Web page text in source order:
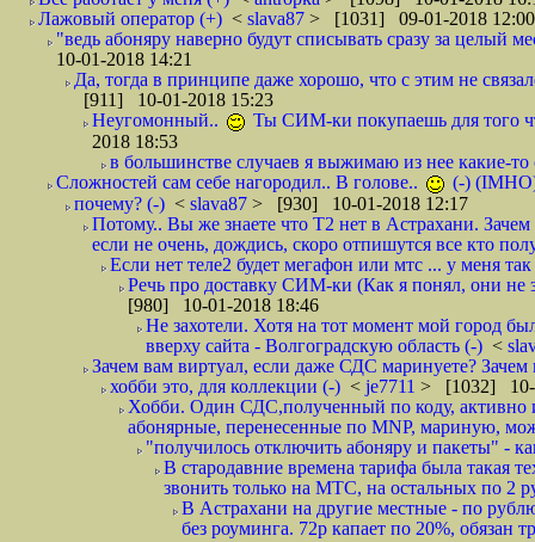
Лажовый оператор (+) < slava87 > [1031] 09-01-2018 12:00
"ведь абоняру наверно будут списывать сразу за целый
10-01-2018 14:21
Да, тогда в принципе даже хорошо, что с этим не
[911] 10-01-2018 15:23
Неугомонный..
Ты СИМ-ки покупаешь для того
2018 18:53
в большинстве случаев я выжимаю из нее какие-то
Сложностей сам себе нагородил.. В голове..
(-)
почему? (-) < slava87 > [930] 10-01-2018 12:17
Потому.. Вы же знаете что Т2 нет в Астрахани.
если не очень, дождись, скоро отпишутся все кто
Если нет теле2 будет мегафон или мтс ... у меня
Речь про доставку СИМ-ки (Как я понял, они не
[980] 10-01-2018 18:46
Не захотели. Хотя на тот момент мой город
вверху сайта - Волгоградскую область (-) <
Зачем вам виртуал, если даже СДС маринуете?
хобби это, для коллекции (-) < je7711 > [1032] 10-
Хобби. Один СДС,полученный по коду, активно
абонярные, перенесенные по MNP, мариную,
"получилось отключить абоняру и пакеты" -
В стародавние времена тарифа была такая
звонить только на МТС, на остальных по 2
В Астрахани на другие местные - по
без роуминга. 72р капает по 20%, обязан